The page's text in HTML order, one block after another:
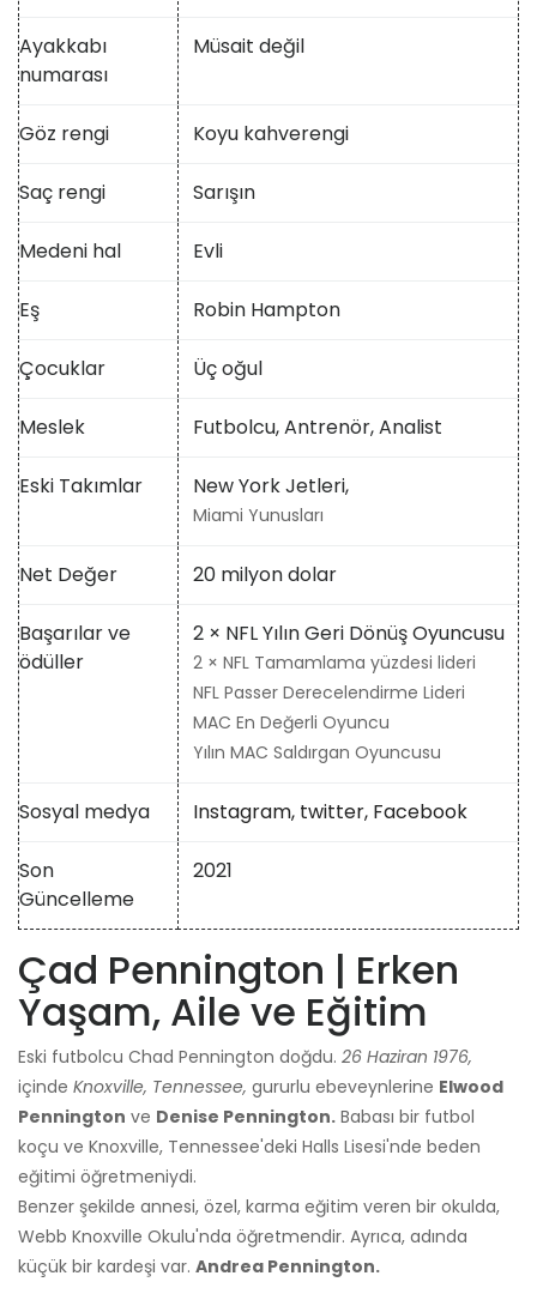
Ayakkabı
numarası
Müsait değil
Göz rengi Koyu kahverengi
Saç rengi Sarışın
Medeni hal Evli
Eş Robin Hampton
Çocuklar Üç oğul
Meslek Futbolcu, Antrenör, Analist
Eski Takımlar New York Jetleri,
Miami Yunusları
Net Değer 20 milyon dolar
Başarılar ve
ödüller
2 × NFL Yılın Geri Dönüş Oyuncusu
2 × NFL Tamamlama yüzdesi lideri
NFL Passer Derecelendirme Lideri
MAC En Değerli Oyuncu
Yılın MAC Saldırgan Oyuncusu
Sosyal medya Instagram, twitter, Facebook
Son
Güncelleme
2021
Çad Pennington | Erken
Yaşam, Aile ve Eğitim
Eski futbolcu Chad Pennington doğdu. 26 Haziran 1976,
içinde Knoxville, Tennessee, gururlu ebeveynlerine Elwood
Pennington ve Denise Pennington. Babası bir futbol
koçu ve Knoxville, Tennessee'deki Halls Lisesi'nde beden
eğitimi öğretmeniydi.
Benzer şekilde annesi, özel, karma eğitim veren bir okulda,
Webb Knoxville Okulu'nda öğretmendir. Ayrıca, adında
küçük bir kardeşi var. Andrea Pennington.